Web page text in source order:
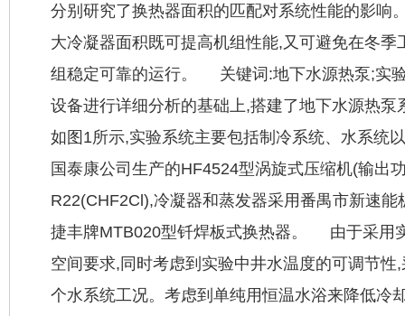
分别研究了换热器面积的匹配对系统性能的影响
大冷凝器面积既可提高机组性能,又可避免在冬季
组稳定可靠的运行。 关键词:地下水源热泵;实
设备进行详细分析的基础上,搭建了地下水源热泵
如图1所示,实验系统主要包括制冷系统、水系统
国泰康公司生产的HF4524型涡旋式压缩机(输出
R22(CHF2Cl),冷凝器和蒸发器采用番禺市新速能
捷丰牌MTB020型钎焊板式换热器。 由于采用
空间要求,同时考虑到实验中井水温度的可调节性
个水系统工况。考虑到单纯用恒温水浴来降低冷